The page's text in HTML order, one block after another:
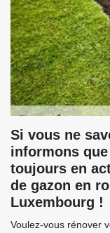
Si vous ne
informons
toujours en
de gazon en
Luxembourg !
Voulez-vous rénover